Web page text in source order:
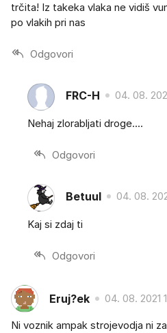
trčita! Iz takeka vlaka ne vidiš
po vlakih pri nas
Odgovori
FRC-H 04. 08.
Nehaj zlorabljati droge....
Odgovori
Betuul 04. 08.
Kaj si zdaj ti
Odgovori
Eruj?ek 04. 08. 2021
Ni voznik ampak strojevodja ni